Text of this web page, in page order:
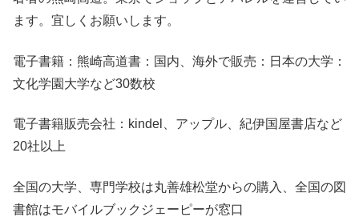
ます。宜しくお願いします。
電子書籍：熊崎高道書：国内、海外で販売：日本の大学：
文化学園大学など30数校
電子書籍販売会社：kindel、アップル、紀伊国屋書店など
20社以上
全国の大学、専門学校は丸善雄松堂からの購入、全国の図
書館はモバイルブックジェーピーが窓口